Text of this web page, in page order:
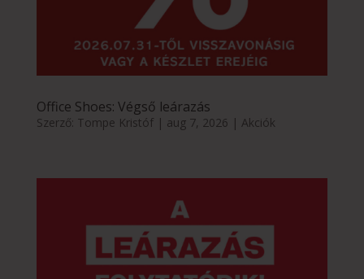
Office Shoes: Végső leárazás
Szerző: Tompe Kristóf| aug 7, 2026 | Akciók